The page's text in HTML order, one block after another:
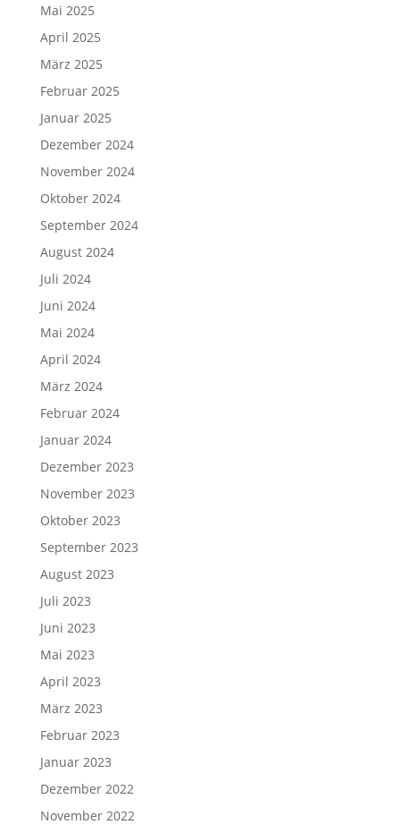
Mai 2025
April 2025
März 2025
Februar 2025
Januar 2025
Dezember 2024
November 2024
Oktober 2024
September 2024
August 2024
Juli 2024
Juni 2024
Mai 2024
April 2024
März 2024
Februar 2024
Januar 2024
Dezember 2023
November 2023
Oktober 2023
September 2023
August 2023
Juli 2023
Juni 2023
Mai 2023
April 2023
März 2023
Februar 2023
Januar 2023
Dezember 2022
November 2022